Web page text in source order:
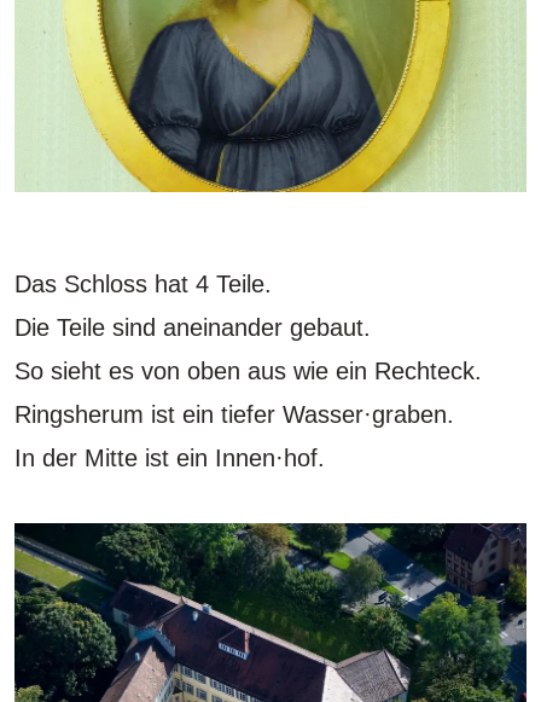
Das Schloss hat 4 Teile.
Die Teile sind aneinander gebaut.
So sieht es von oben aus wie ein Rechteck.
Ringsherum ist ein tiefer Wasser·graben.
In der Mitte ist ein Innen·hof.